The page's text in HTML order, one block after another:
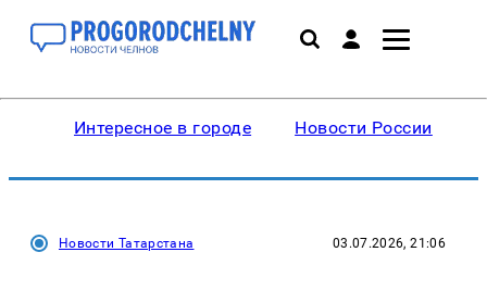
Интересное в городе Новости России
Новости Татарстана 03.07.2026, 21:06